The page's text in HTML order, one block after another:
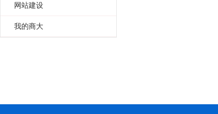
网站建设
我的商大